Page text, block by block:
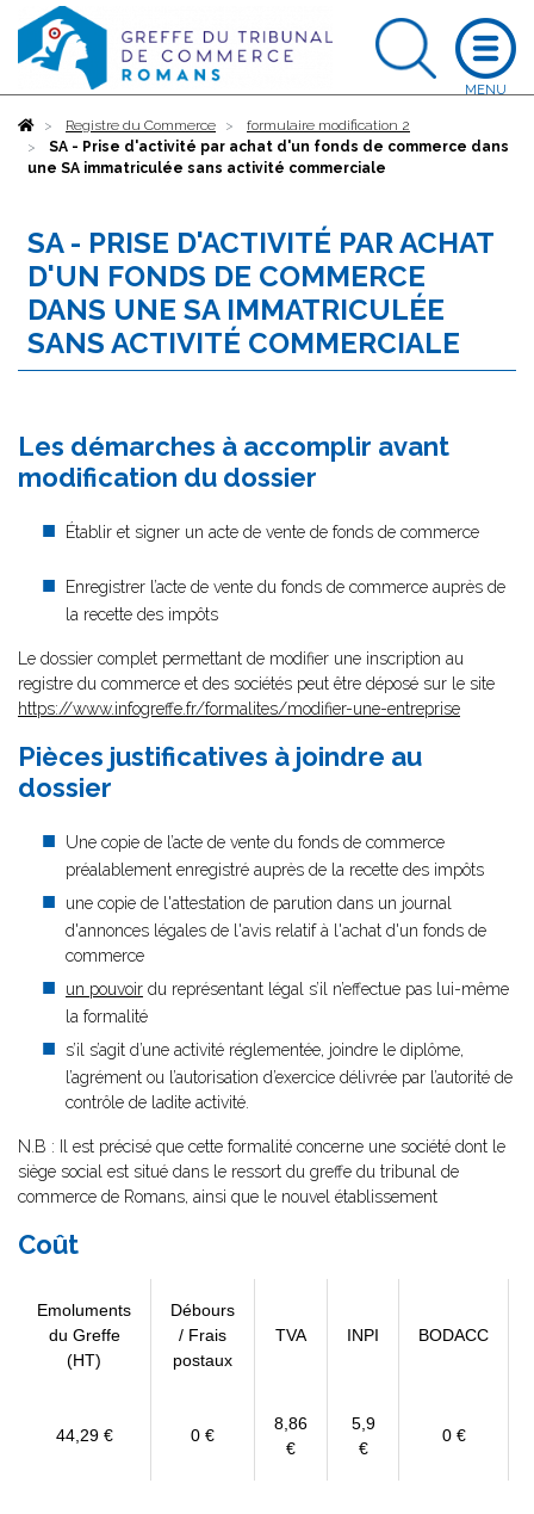
AccueilRegistre du Commerce
formulaire modification 2
SA - Prise d'activité par achat d'un fonds de commerce dans
une SA immatriculée sans activité commerciale
SA - PRISE D'ACTIVITÉ PAR ACHAT
D'UN FONDS DE COMMERCE
DANS UNE SA IMMATRICULÉE
SANS ACTIVITÉ COMMERCIALE
Les démarches à accomplir avant
modification du dossier
Établir et signer un acte de vente de fonds de commerce
Enregistrer l’acte de vente du fonds de commerce auprès de
la recette des impôts
Le dossier complet permettant de modifier une inscription au
registre du commerce et des sociétés peut être déposé sur le site
https://www.infogreffe.fr/formalites/modifier-une-entreprise
Pièces justificatives à joindre au
dossier
Une copie de l’acte de vente du fonds de commerce
préalablement enregistré auprès de la recette des impôts
une copie de l'attestation de parution dans un journal
d'annonces légales de l'avis relatif à l'achat d'un fonds de
commerce
un pouvoir du représentant légal s’il n’effectue pas lui-même
la formalité
s’il s’agit d’une activité réglementée, joindre le diplôme,
l’agrément ou l’autorisation d’exercice délivrée par l’autorité de
contrôle de ladite activité.
N.B : Il est précisé que cette formalité concerne une société dont le
siège social est situé dans le ressort du greffe du tribunal de
commerce de Romans, ainsi que le nouvel établissement
Coût
Emoluments
du Greffe
(HT)
Débours
/ Frais
postaux
TVA INPI BODACC
44,29 € 0 €
8,86
€
5,9
€
0 €